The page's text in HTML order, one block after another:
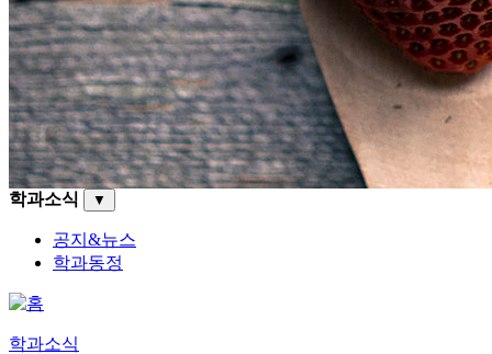
학과소식 ▼
공지&뉴스
학과동정
학과소식